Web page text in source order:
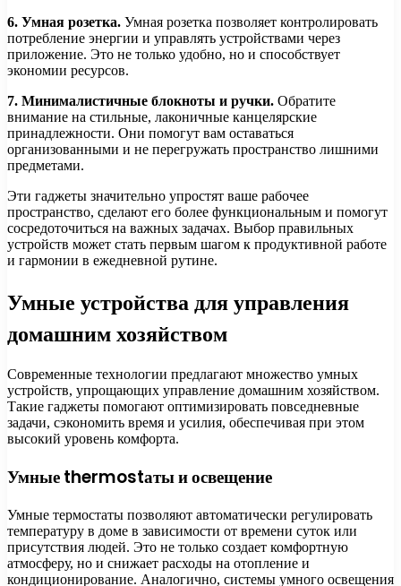
6. Умная розетка. Умная розетка позволяет контролировать
потребление энергии и управлять устройствами через
приложение. Это не только удобно, но и способствует
экономии ресурсов.
7. Минималистичные блокноты и ручки. Обратите
внимание на стильные, лаконичные канцелярские
принадлежности. Они помогут вам оставаться
организованными и не перегружать пространство лишними
предметами.
Эти гаджеты значительно упростят ваше рабочее
пространство, сделают его более функциональным и помогут
сосредоточиться на важных задачах. Выбор правильных
устройств может стать первым шагом к продуктивной работе
и гармонии в ежедневной рутине.
Умные устройства для управления
домашним хозяйством
Современные технологии предлагают множество умных
устройств, упрощающих управление домашним хозяйством.
Такие гаджеты помогают оптимизировать повседневные
задачи, сэкономить время и усилия, обеспечивая при этом
высокий уровень комфорта.
Умные thermostаты и освещение
Умные термостаты позволяют автоматически регулировать
температуру в доме в зависимости от времени суток или
присутствия людей. Это не только создает комфортную
атмосферу, но и снижает расходы на отопление и
кондиционирование. Аналогично, системы умного освещения